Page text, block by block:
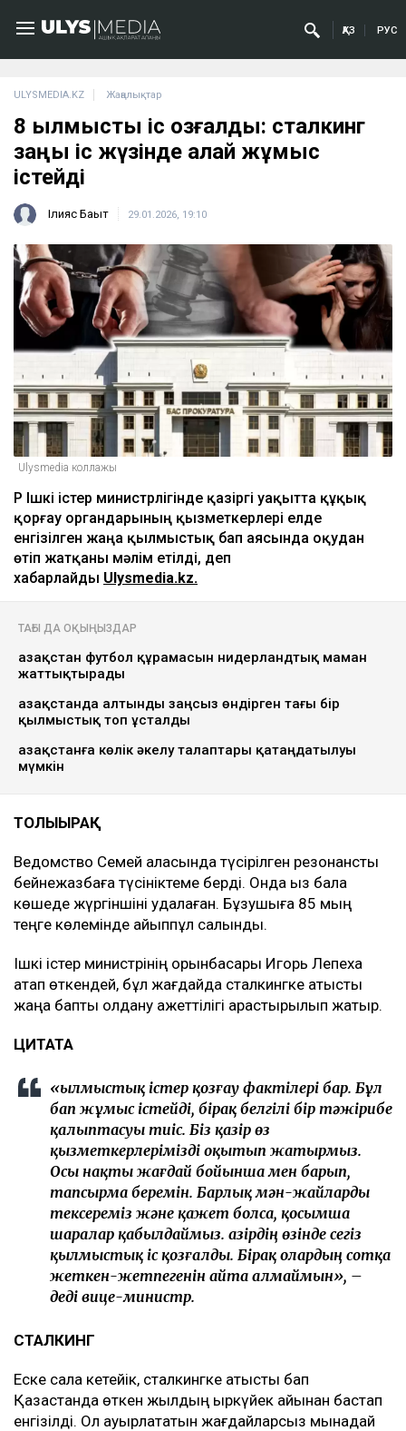
ҚАЗ РУС
ULYSMEDIA.KZ Жаңалықтар
8 қылмыстық іс қозғалды: сталкинг
заңы іс жүзінде қалай жұмыс
істейді
Ілияс Бақыт 29.01.2026, 19:10
Ulysmedia коллажы
ҚР Ішкі істер министрлігінде қазіргі уақытта құқық
қорғау органдарының қызметкерлері елде
енгізілген жаңа қылмыстық бап аясында оқудан
өтіп жатқаны мәлім етілді, деп
хабарлайды Ulysmedia.kz.
ТАҒЫ ДА ОҚЫҢЫЗДАР
Қазақстан футбол құрамасын нидерландтық маман
жаттықтырады
Қазақстанда алтынды заңсыз өндірген тағы бір
қылмыстық топ ұсталды
Қазақстанға көлік әкелу талаптары қатаңдатылуы
мүмкін
ТОЛЫҒЫРАҚ
Ведомство Семей қаласында түсірілген резонансты
бейнежазбаға түсініктеме берді. Онда қыз бала
көшеде жүргіншіні қудалаған. Бұзушыға 85 мың
теңге көлемінде айыппұл салынды.
Ішкі істер министрінің орынбасары Игорь Лепеха
атап өткендей, бұл жағдайда сталкингке қатысты
жаңа бапты қолдану қажеттілігі қарастырылып жатыр.
ЦИТАТА
«Қылмыстық істер қозғау фактілері бар. Бұл
бап жұмыс істейді, бірақ белгілі бір тәжірибе
қалыптасуы тиіс. Біз қазір өз
қызметкерлерімізді оқытып жатырмыз.
Осы нақты жағдай бойынша мен барып,
тапсырма беремін. Барлық мән-жайларды
тексереміз және қажет болса, қосымша
шаралар қабылдаймыз. Қазірдің өзінде сегіз
қылмыстық іс қозғалды. Бірақ олардың сотқа
жеткен-жетпегенін айта алмаймын», –
деді вице-министр.
СТАЛКИНГ
Еске сала кетейік, сталкингке қатысты бап
Қазақстанда өткен жылдың қыркүйек айынан бастап
енгізілді. Ол ауырлататын жағдайларсыз мынадай